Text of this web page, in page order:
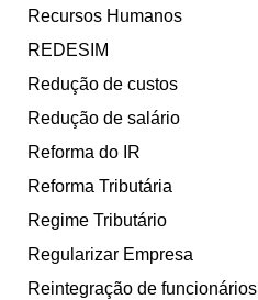
Recursos Humanos
REDESIM
Redução de custos
Redução de salário
Reforma do IR
Reforma Tributária
Regime Tributário
Regularizar Empresa
Reintegração de funcionários